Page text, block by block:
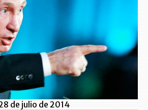
de julio de 2014